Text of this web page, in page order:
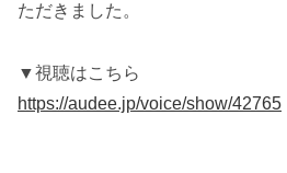
ただきました。
▼視聴はこちら
https://audee.jp/voice/show/42765